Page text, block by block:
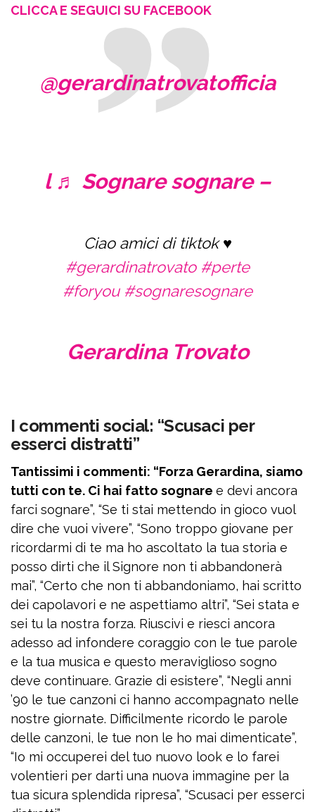
CLICCA E SEGUICI SU FACEBOOK
@gerardinatrovatofficia
l
Ciao amici di tiktok ♥️
#gerardinatrovato #perte
#foryou #sognaresognare
♬ Sognare sognare –
Gerardina Trovato
I commenti social: “Scusaci per
esserci distratti”
Tantissimi i commenti: “Forza Gerardina, siamo
tutti con te. Ci hai fatto sognare e devi ancora
farci sognare”, “Se ti stai mettendo in gioco vuol
dire che vuoi vivere”, “Sono troppo giovane per
ricordarmi di te ma ho ascoltato la tua storia e
posso dirti che il Signore non ti abbandonerà
mai”, “Certo che non ti abbandoniamo, hai scritto
dei capolavori e ne aspettiamo altri”, “Sei stata e
sei tu la nostra forza. Riuscivi e riesci ancora
adesso ad infondere coraggio con le tue parole
e la tua musica e questo meraviglioso sogno
deve continuare. Grazie di esistere”, “Negli anni
’90 le tue canzoni ci hanno accompagnato nelle
nostre giornate. Difficilmente ricordo le parole
delle canzoni, le tue non le ho mai dimenticate”,
“Io mi occuperei del tuo nuovo look e lo farei
volentieri per darti una nuova immagine per la
tua sicura splendida ripresa”, “Scusaci per esserci